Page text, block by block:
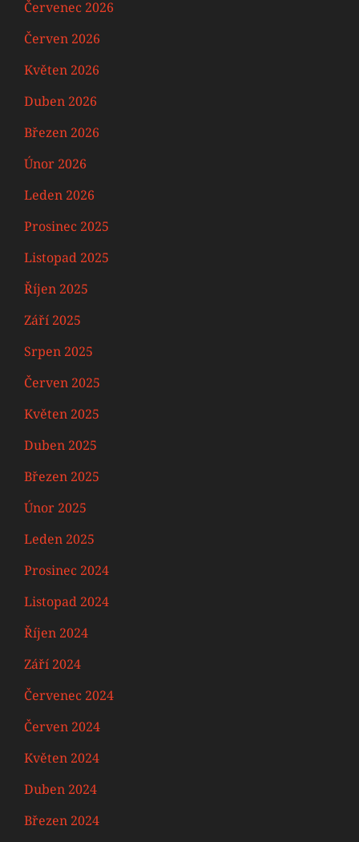
Červenec 2026
Červen 2026
Květen 2026
Duben 2026
Březen 2026
Únor 2026
Leden 2026
Prosinec 2025
Listopad 2025
Říjen 2025
Září 2025
Srpen 2025
Červen 2025
Květen 2025
Duben 2025
Březen 2025
Únor 2025
Leden 2025
Prosinec 2024
Listopad 2024
Říjen 2024
Září 2024
Červenec 2024
Červen 2024
Květen 2024
Duben 2024
Březen 2024